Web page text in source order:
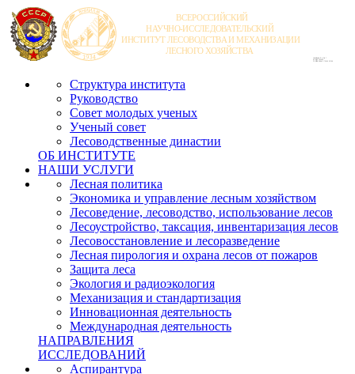
Структура института
Руководство
Совет молодых ученых
Ученый совет
Лесоводственные династии
ОБ ИНСТИТУТЕ
НАШИ УСЛУГИ
Лесная политика
Экономика и управление лесным хозяйством
Лесоведение, лесоводство, использование лесов
Лесоустройство, таксация, инвентаризация лесов
Лесовосстановление и лесоразведение
Лесная пирология и охрана лесов от пожаров
Защита леса
Экология и радиоэкология
Механизация и стандартизация
Инновационная деятельность
Международная деятельность
НАПРАВЛЕНИЯ
ИССЛЕДОВАНИЙ
Аспирантура